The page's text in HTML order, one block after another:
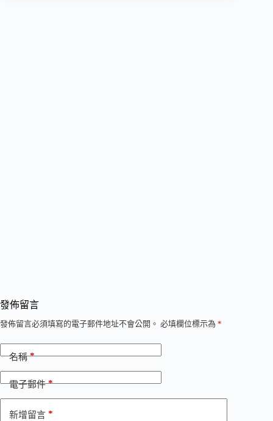
發佈留言
發佈留言必須填寫的電子郵件地址不會公開。 必填欄位標示為 *
名稱*
電子郵件*
新增留言 *